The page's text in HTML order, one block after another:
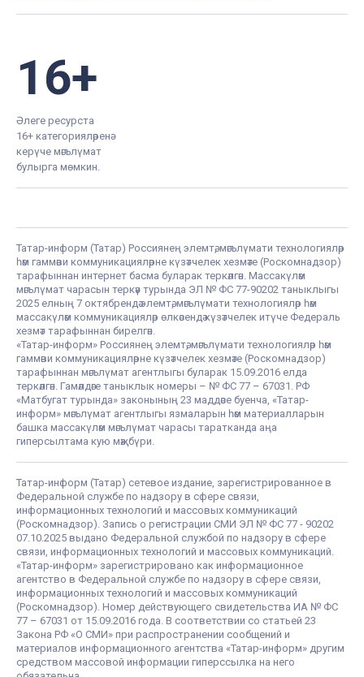
16+
Әлеге ресурста
16+ категорияләренә
керүче мәгълүмат
булырга мөмкин.
Татар-информ (Татар) Россиянең элемтә, мәгълүмати технологияләр
һәм гаммәви коммуникацияләрне күзәтчелек хезмәте (Роскомнадзор)
тарафыннан интернет басма буларак теркәлгән. Массакүләм
мәгълүмат чарасын теркәү турында ЭЛ № ФС 77-90202 таныклыгы
2025 елның 7 октябрендә элемтә, мәгълүмати технологияләр һәм
массакүләм коммуникацияләр өлкәсендә күзәтчелек итүче Федераль
хезмәт тарафыннан бирелгән.
«Татар-информ» Россиянең элемтә, мәгълүмати технологияләр һәм
гаммәви коммуникацияләрне күзәтчелек хезмәте (Роскомнадзор)
тарафыннан мәгълүмат агентлыгы буларак 15.09.2016 елда
теркәлгән. Гамәлдәге таныклык номеры – № ФС 77 – 67031. РФ
«Матбугат турында» законының 23 маддәсе буенча, «Татар-
информ» мәгълүмат агентлыгы язмаларын һәм материалларын
башка массакүләм мәгълүмат чарасы таратканда аңа
гиперсылтама кую мәҗбүри.
Татар-информ (Татар) сетевое издание, зарегистрированное в
Федеральной службе по надзору в сфере связи,
информационных технологий и массовых коммуникаций
(Роскомнадзор). Запись о регистрации СМИ ЭЛ № ФС 77 - 90202
07.10.2025 выдано Федеральной службой по надзору в сфере
связи, информационных технологий и массовых коммуникаций.
«Татар-информ» зарегистрировано как информационное
агентство в Федеральной службе по надзору в сфере связи,
информационных технологий и массовых коммуникаций
(Роскомнадзор). Номер действующего свидетельства ИА № ФС
77 – 67031 от 15.09.2016 года. В соответствии со статьей 23
Закона РФ «О СМИ» при распространении сообщений и
материалов информационного агентства «Татар-информ» другим
средством массовой информации гиперссылка на него